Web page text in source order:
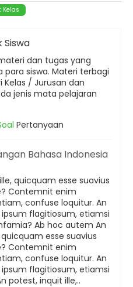
Siswa
dan tugas yang
para siswa. Materi terbagi
/ Jurusan dan
jenis mata pelajaran
Pertanyaan
Bahasa Indonesia
quicquam esse suavius
Contemnit enim
confuse loquitur. An
flagitiosum, etiamsi
Ab hoc autem An
esse suavius
Contemnit enim
confuse loquitur. An
flagitiosum, etiamsi
potest, inquit ille,..